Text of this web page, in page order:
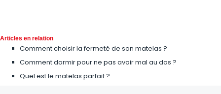
Articles en relation
Comment choisir la fermeté de son matelas ?
Comment dormir pour ne pas avoir mal au dos ?
Quel est le matelas parfait ?